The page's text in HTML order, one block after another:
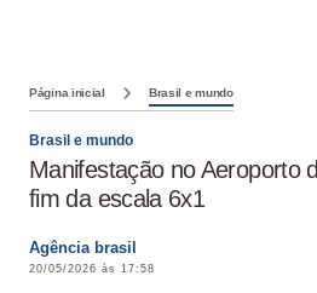
Página inicial Brasil e mundo
Brasil e mundo
Manifestação no Aeroporto
fim da escala 6x1
Agência brasil
20/05/2026 às 17:58